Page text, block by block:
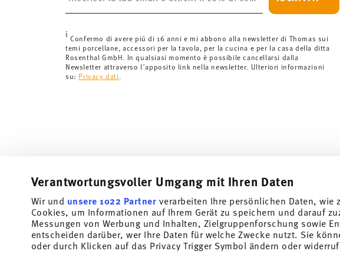
Verantwortungsvoller Umgang mit Ihren Daten
Wir und unsere 1022 Partner verarbeiten Ihre persönlichen Daten, wie
Cookies, um Informationen auf Ihrem Gerät zu speichern und darauf
Messungen von Werbung und Inhalten, Zielgruppenforschung sowie
entscheiden darüber, wer Ihre Daten für welche Zwecke nutzt. Sie
oder durch Klicken auf das Privacy Trigger Symbol ändern oder
Svizzera:Le spedizioni in Svizzera sono gratuite per ordini a partire da
Tempi di spedizione in Italia:5-7 giorni lavorativi per gli articoli in
di consegna per altri paesiqui.
Fornitore del servizio di spedizione:Spediamo con UPS (consegna
TracciabilitàRiceverete un codice di tracciamento via e-mail non
i Confermo di avere piú di 16 anni e mi abbono alla newsletter di Thomas sui
temi porcellane, accessori per la tavola, per la cucina e per la casa della ditta
Rosenthal GmbH. In qualsiasi momento è possibile cancellarsi dalla
Newsletter attraverso l´apposito link nella newsletter. Ulteriori informazioni
su: Privacy dati
Iscriviti alla nostra newsletter e ricevi il 10% di sconto!
Tieniti informato su novità, tendenze e offerte speciali.